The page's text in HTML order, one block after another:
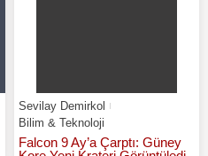
Sevilay Demirkol
Bilim & Teknoloji
Falcon 9 Ay’a Çarptı: Güney